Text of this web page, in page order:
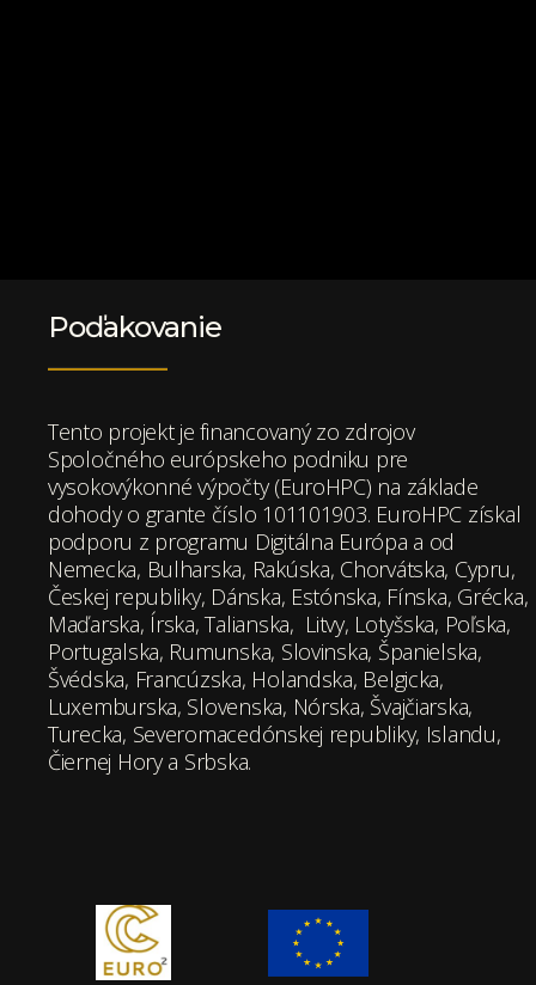
Poďakovanie
Tento projekt je financovaný zo zdrojov
Spoločného európskeho podniku pre
vysokovýkonné výpočty (EuroHPC) na základe
dohody o grante číslo 101101903. EuroHPC získal
podporu z programu Digitálna Európa a od
Nemecka, Bulharska, Rakúska, Chorvátska, Cypru,
Českej republiky, Dánska, Estónska, Fínska, Grécka,
Maďarska, Írska, Talianska, Litvy, Lotyšska, Poľska,
Portugalska, Rumunska, Slovinska, Španielska,
Švédska, Francúzska, Holandska, Belgicka,
Luxemburska, Slovenska, Nórska, Švajčiarska,
Turecka, Severomacedónskej republiky, Islandu,
Čiernej Hory a Srbska.